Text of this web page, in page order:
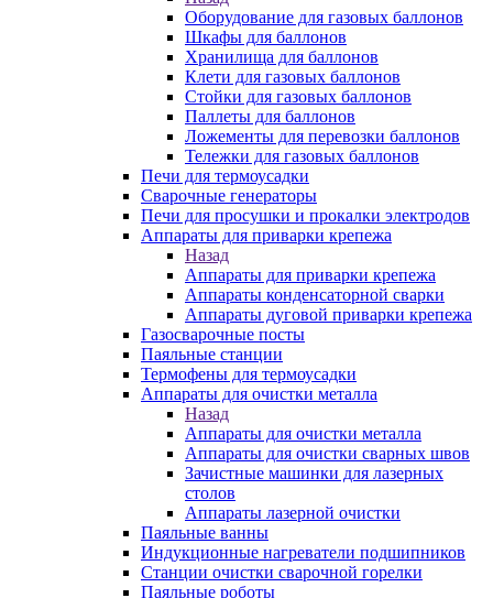
Оборудование для газовых баллонов
Шкафы для баллонов
Хранилища для баллонов
Клети для газовых баллонов
Стойки для газовых баллонов
Паллеты для баллонов
Ложементы для перевозки баллонов
Тележки для газовых баллонов
Печи для термоусадки
Сварочные генераторы
Печи для просушки и прокалки электродов
Аппараты для приварки крепежа
Назад
Аппараты для приварки крепежа
Аппараты конденсаторной сварки
Аппараты дуговой приварки крепежа
Газосварочные посты
Паяльные станции
Термофены для термоусадки
Аппараты для очистки металла
Назад
Аппараты для очистки металла
Аппараты для очистки сварных швов
Зачистные машинки для лазерных
столов
Аппараты лазерной очистки
Паяльные ванны
Индукционные нагреватели подшипников
Станции очистки сварочной горелки
Паяльные роботы